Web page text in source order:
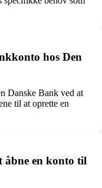
hos Den
Danske Bank ved at
til at oprette en
åbne en konto til